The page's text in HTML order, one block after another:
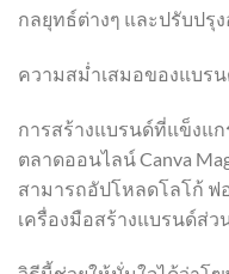
กลยุทธ์ต่างๆ และปรับปรุ
ความสม่ำเสมอของแบร
การสร้างแบรนด์ที่แข็งแ
ตลาดออนไลน์ Canva
สามารถอัปโหลดโลโก้
เครื่องมือสร้างแบรนด์ส่ว